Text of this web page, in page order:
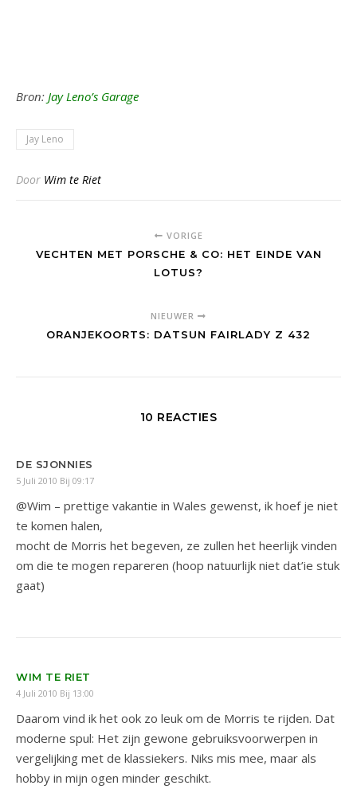
Bron: Jay Leno’s Garage
Jay Leno
Door Wim te Riet
VORIGE
VECHTEN MET PORSCHE & CO: HET EINDE VAN
LOTUS?
NIEUWER
ORANJEKOORTS: DATSUN FAIRLADY Z 432
10 REACTIES
DE SJONNIES
5 Juli 2010 Bij 09:17
@Wim – prettige vakantie in Wales gewenst, ik hoef je niet
te komen halen,
mocht de Morris het begeven, ze zullen het heerlijk vinden
om die te mogen repareren (hoop natuurlijk niet dat’ie stuk
gaat)
WIM TE RIET
4 Juli 2010 Bij 13:00
Daarom vind ik het ook zo leuk om de Morris te rijden. Dat
moderne spul: Het zijn gewone gebruiksvoorwerpen in
vergelijking met de klassiekers. Niks mis mee, maar als
hobby in mijn ogen minder geschikt.